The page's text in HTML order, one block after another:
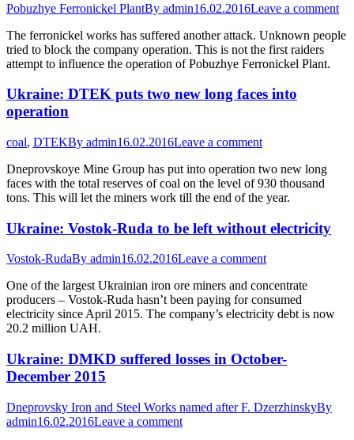
Pobuzhye Ferronickel PlantBy admin16.02.2016Leave a comment
The ferronickel works has suffered another attack. Unknown people
tried to block the company operation. This is not the first raiders
attempt to influence the operation of Pobuzhye Ferronickel Plant.
Ukraine: DTEK puts two new long faces into
operation
coal, DTEKBy admin16.02.2016Leave a comment
Dneprovskoye Mine Group has put into operation two new long
faces with the total reserves of coal on the level of 930 thousand
tons. This will let the miners work till the end of the year.
Ukraine: Vostok-Ruda to be left without electricity
Vostok-RudaBy admin16.02.2016Leave a comment
One of the largest Ukrainian iron ore miners and concentrate
producers – Vostok-Ruda hasn’t been paying for consumed
electricity since April 2015. The company’s electricity debt is now
20.2 million UAH.
Ukraine: DMKD suffered losses in October-
December 2015
Dneprovsky Iron and Steel Works named after F. DzerzhinskyBy
admin16.02.2016Leave a comment